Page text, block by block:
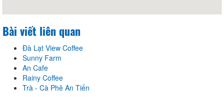
Bài viết liên quan
Đà Lạt View Coffee
Sunny Farm
An Cafe
Rainy Coffee
Trà - Cà Phê An Tiến